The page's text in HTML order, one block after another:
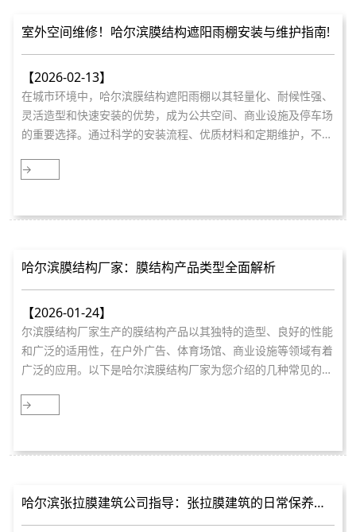
室外空间维修！哈尔滨膜结构遮阳雨棚安装与维护指南!
【2026-02-13】
在城市环境中，哈尔滨膜结构遮阳雨棚以其轻量化、耐候性强、
灵活造型和快速安装的优势，成为公共空间、商业设施及停车场
的重要选择。通过科学的安装流程、优质材料和定期维护，不仅
→
哈尔滨膜结构厂家：膜结构产品类型全面解析
【2026-01-24】
尔滨膜结构厂家生产的膜结构产品以其独特的造型、良好的性能
和广泛的适用性，在户外广告、体育场馆、商业设施等领域有着
广泛的应用。以下是哈尔滨膜结构厂家为您介绍的几种常见的膜
→
哈尔滨张拉膜建筑公司指导：张拉膜建筑的日常保养与
维护